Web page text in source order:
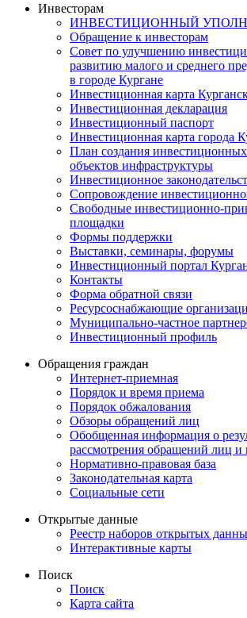
Инвесторам
ИНВЕСТИЦИОННЫЙ
Обращение к инвесторам
Совет по улучшению
развитию малого и среднего
в городе Кургане
Инвестиционная карта
Инвестиционная декларация
Инвестиционный паспорт
Инвестиционная карта города
План создания
объектов инфраструктуры
Инвестиционное
Сопровождение
Свободные инвестиционно-
площадки
Формы поддержки
Выставки, семинары, форумы
Инвестиционный портал
Контакты
Форма обратной связи
Ресурсоснабжающие
Муниципально-частное
Инвестиционный профиль
Обращения граждан
Интернет-приемная
Порядок и время приема
Порядок обжалования
Обзоры обращений лиц
Обобщенная информация о
рассмотрения обращений лиц и
Нормативно-правовая база
Законодательная карта
Социальные сети
Открытые данные
Реестр наборов открытых
Интерактивные карты
Поиск
Поиск
Карта сайта